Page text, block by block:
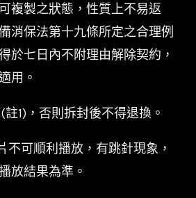
複製之狀態，性質上不易返
消保法第十九條所定之合理例
於七日內不附理由解除契約，
用。
1)，否則拆封後不得退換。
不可順利播放，有跳針現象，
放結果為準。